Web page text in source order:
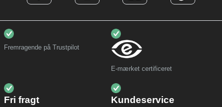
Fremragende på Trustpilot
E-mærket certificeret
Fri fragt Kundeservice